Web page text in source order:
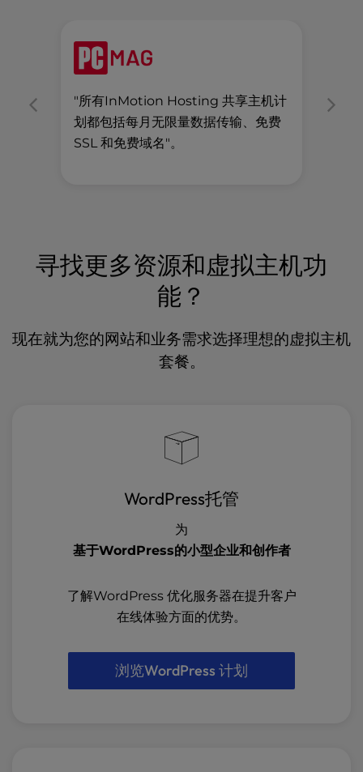
"所有InMotion Hosting 共享主机计
划都包括每月无限量数据传输、免费
SSL 和免费域名"。
寻找更多资源和虚拟主机功
能？
现在就为您的网站和业务需求选择理想的虚拟主机
套餐。
WordPress托管
为
基于WordPress的小型企业和创作者
了解WordPress 优化服务器在提升客户
在线体验方面的优势。
浏览WordPress 计划